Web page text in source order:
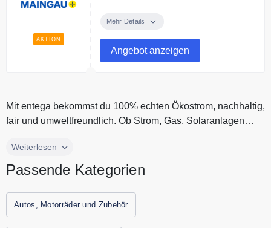
AKTION
Internettarife mit waipu.tv
Deinen Geräten genießen. Du
bezahlst 0€ im 1. Monat für
Mehr Details
Angebot anzeigen
Mit entega bekommst du 100% echten Ökostrom, nachhaltig,
fair und umweltfreundlich. Ob Strom, Gas, Solaranlagen
Mit entega bekommst du 100% echten Ökostrom, nachhaltig,
oder Wärmepumpen: entega bietet dir moderne
Vertraue auf einen der führenden Ökoenergieanbieter
Deutschlands, mehrfach ausgezeichnet für Service und
Weiterlesen
Passende Kategorien
Autos, Motorräder und Zubehör